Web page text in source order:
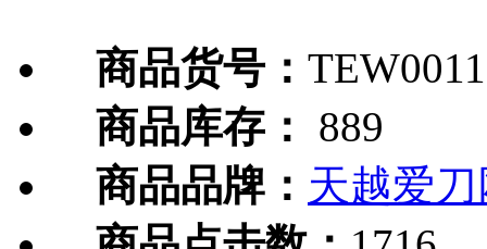
商品货号：
商品库存：
889
商品品牌： 天越爱